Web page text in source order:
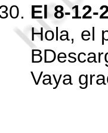
El 8-12-
Hola, el
Vaya